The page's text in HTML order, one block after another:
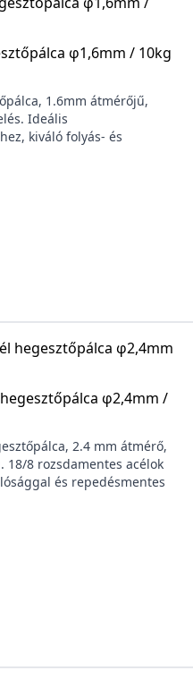
φ1,6mm / 10kg
1.6mm átmérőjű,
Ideális
kiváló folyás- és
φ2,4mm /
2.4 mm átmérő,
18/8 rozsdamentes acélok
és repedésmentes